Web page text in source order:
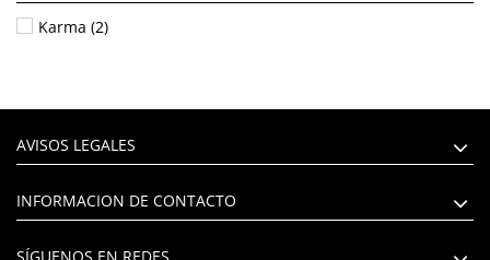
Karma (2)
AVISOS LEGALES
INFORMACION DE CONTACTO